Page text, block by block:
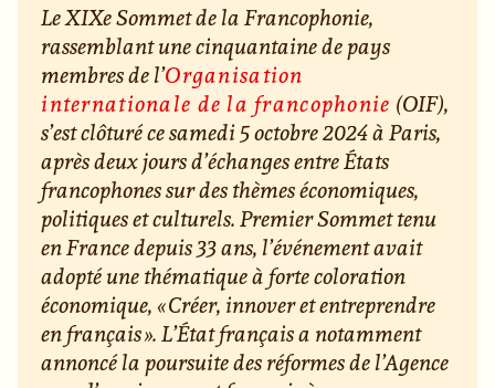
Le XIXe Sommet de la Francophonie,
rassemblant une cinquantaine de pays
membres de l’Organisation
internationale de la francophonie (OIF),
s’est clôturé ce samedi 5 octobre 2024 à Paris,
après deux jours d’échanges entre États
francophones sur des thèmes économiques,
politiques et culturels. Premier Sommet tenu
en France depuis 33 ans, l’événement avait
adopté une thématique à forte coloration
économique, « Créer, innover et entreprendre
en français ». L’État français a notamment
annoncé la poursuite des réformes de l’Agence